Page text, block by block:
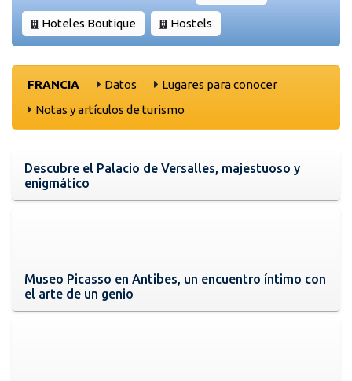
Hoteles Boutique Hostels
FRANCIA Datos
Lugares para conocer
Notas y artículos de turismo
Descubre el Palacio de Versalles, majestuoso y
enigmático
Museo Picasso en Antibes, un encuentro íntimo con
el arte de un genio